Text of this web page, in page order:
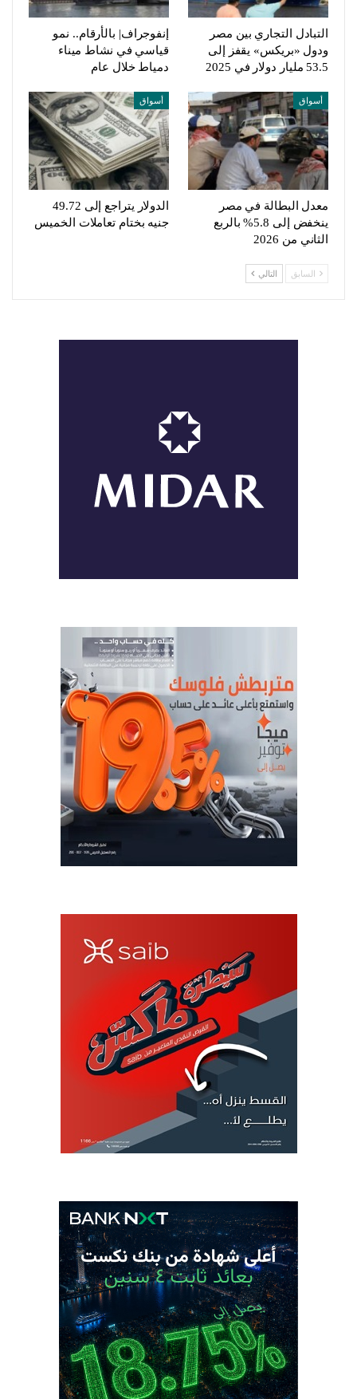
التبادل التجاري بين مصر
ودول «بريكس» يقفز إلى
53.5 مليار دولار في 2025
إنفوجراف| بالأرقام.. نمو
قياسي في نشاط ميناء
دمياط خلال عام
أسواق
معدل البطالة في مصر
ينخفض إلى 5.8% بالربع
الثاني من 2026
أسواق
الدولار يتراجع إلى 49.72
جنيه بختام تعاملات الخميس
السابق التالي